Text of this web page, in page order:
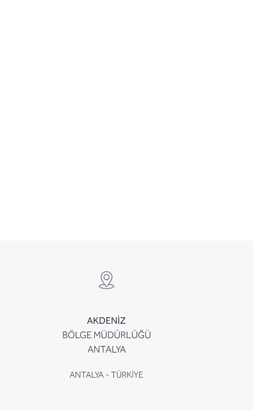
AKDENİZ
BÖLGE MÜDÜRLÜĞÜ
ANTALYA
ANTALYA - TÜRKİYE